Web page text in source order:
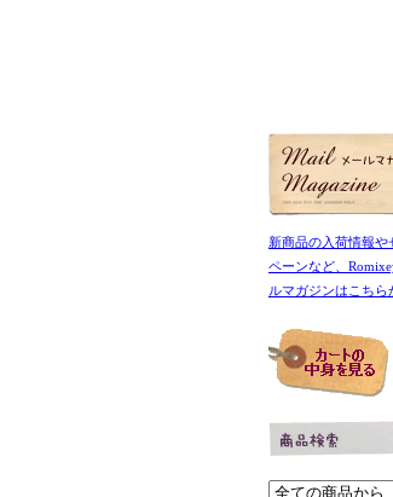
新商品の入荷情報や
ペーンなど、
ルマガジンはこちら